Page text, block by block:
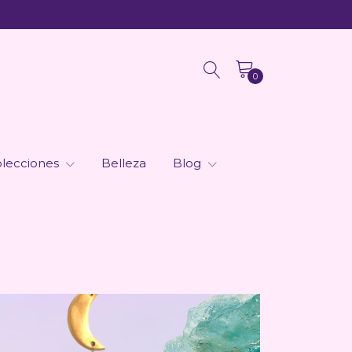
0
Belleza Blog